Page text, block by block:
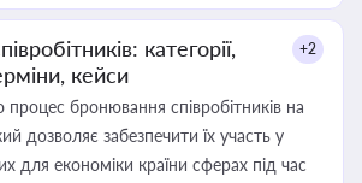
категорії,
кейси
+2
процес бронювання співробітників на
дозволяє забезпечити їх участь у
для економіки країни сферах під час